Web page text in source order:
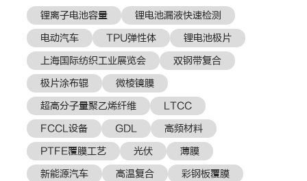
锂离子电池容量
锂电池漏液快速检测
电动汽车
TPU弹性体
锂电池极片
上海国际纺织工业展览会
双钢带复合
极片涂布辊
微棱镜膜
超高分子量聚乙烯纤维
LTCC
FCCL设备
GDL
高频材料
PTFE覆膜工艺
光伏
薄膜
新能源汽车
高温复合
彩钢板覆膜